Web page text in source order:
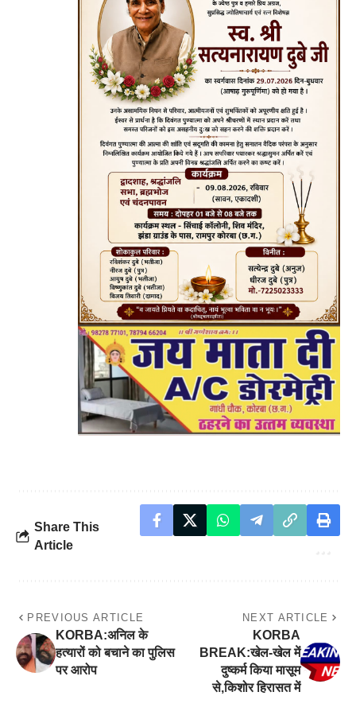
Share This
Article
PREVIOUS ARTICLE
KORBA:अनिल के
हत्यारों को बचाने का पुलिस
पर आरोप
NEXT ARTICLE
KORBA
BREAK:खेल-खेल में
दुष्कर्म किया मासूम
से,किशोर हिरासत में